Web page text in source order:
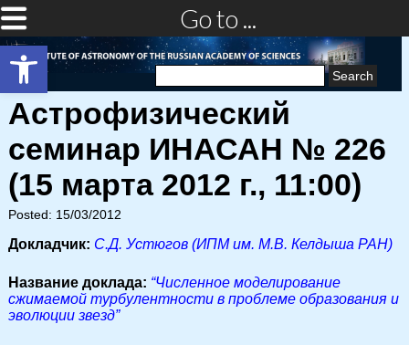
Open toolbar
Go to ...
Search
Астрофизический
семинар ИНАСАН № 226
(15 марта 2012 г., 11:00)
Posted: 15/03/2012
Докладчик: С.Д. Устюгов (ИПМ им. М.В. Келдыша РАН)
Название доклада: “Численное моделирование
сжимаемой турбулентности в проблеме образования и
эволюции звезд”